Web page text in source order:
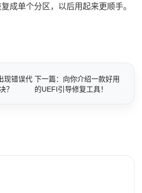
成单个分区，以后用起来更顺手。
现错误代
？
下一篇：向你介绍一款好用
的UEFI引导修复工具！